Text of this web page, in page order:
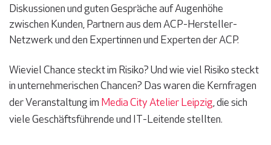
Diskussionen und guten Gespräche auf Augenhöhe
zwischen Kunden, Partnern aus dem ACP-Hersteller-
Netzwerk und den Expertinnen und Experten der ACP.
Wieviel Chance steckt im Risiko? Und wie viel Risiko steckt
in unternehmerischen Chancen? Das waren die Kernfragen
der Veranstaltung im Media City Atelier Leipzig, die sich
viele Geschäftsführende und IT-Leitende stellten.